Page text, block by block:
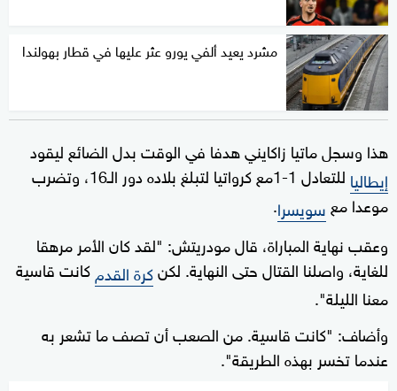
مشرد يعيد ألفي يورو عثر عليها في قطار بهولندا
هذا وسجل ماتيا زاكايني هدفا في الوقت بدل الضائع ليقود
إيطاليا
للتعادل 1-1مع كرواتيا لتبلغ بلاده دور الـ16، وتضرب
موعدا مع سويسرا.
وعقب نهاية المباراة، قال مودريتش: "لقد كان الأمر مرهقا
للغاية، واصلنا القتال حتى النهاية. لكنكرة القدمكانت قاسية
معنا الليلة".
وأضاف: "كانت قاسية. من الصعب أن تصف ما تشعر به
عندما تخسر بهذه الطريقة".